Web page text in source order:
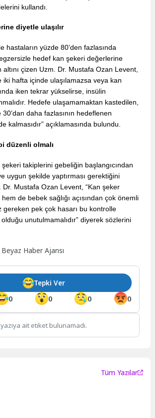
kullandı.
diyetle ulaşılır
hastaların yüzde 80’den fazlasında
hedef kan şekeri değerlerine
altını çizen Uzm. Dr. Mustafa Ozan Levent,
iki hafta içinde ulaşılamazsa veya kan
iken tekrar yükselirse, insülin
Hedefe ulaşamamaktan kastedilen,
daha fazlasının hedeflenen
kalmasıdır” açıklamasında bulundu.
düzenli olmalı
takiplerini gebeliğin başlangıcından
uygun şekilde yaptırması gerektiğini
Mustafa Ozan Levent, “Kan şeker
de bebek sağlığı açısından çok önemli
gereken pek çok hasarı bu kontrolle
unutulmamalıdır” diyerek sözlerini
Haber Ajansı
0 0 0 0
Tepki Ver
ait etiket bulunamadı.
Tüm Yazılar